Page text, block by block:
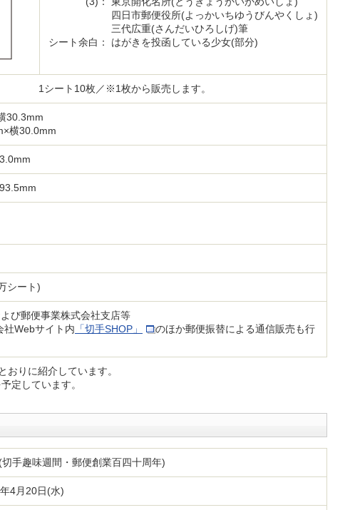
四日市郵便役所(よっかいちゆうびんやくしょ)
三代広重(さんだいひろしげ)筆
シート余白： はがきを投函している少女(部分)
1シート10枚／※1枚から販売します。
30.3mm
横30.0mm
シート)
び郵便事業株式会社支店等
社Webサイト内 「切手SHOP」 のほか郵便振替による通信販売も行
りに紹介しています。
定しています。
手趣味週間・郵便創業百四十周年)
4月20日(水)